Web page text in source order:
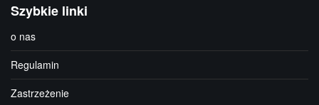
Szybkie linki
o nas
Regulamin
Zastrzeżenie